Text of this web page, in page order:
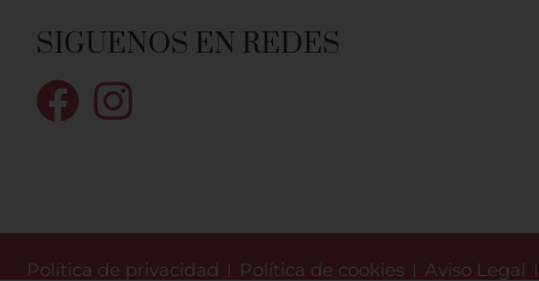
SIGUENOS EN REDES
Política de privacidad Política de cookies Aviso Legal